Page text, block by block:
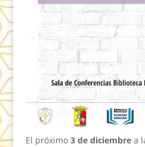
El próximo 3 de diciembrea